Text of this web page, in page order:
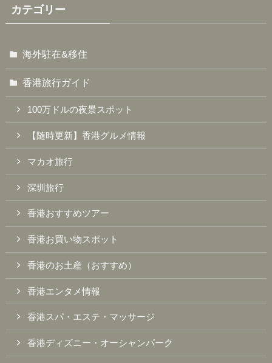
カテゴリー
海外駐在&移住
香港旅行ガイド
100万ドルの夜景スポット
【随時更新】香港グルメ情報
マカオ旅行
深圳旅行
香港おすすめツアー
香港お買い物スポット
香港のお土産（おすすめ）
香港エンタメ情報
香港スパ・エステ・マッサージ
香港ディズニー・オーシャンパーク